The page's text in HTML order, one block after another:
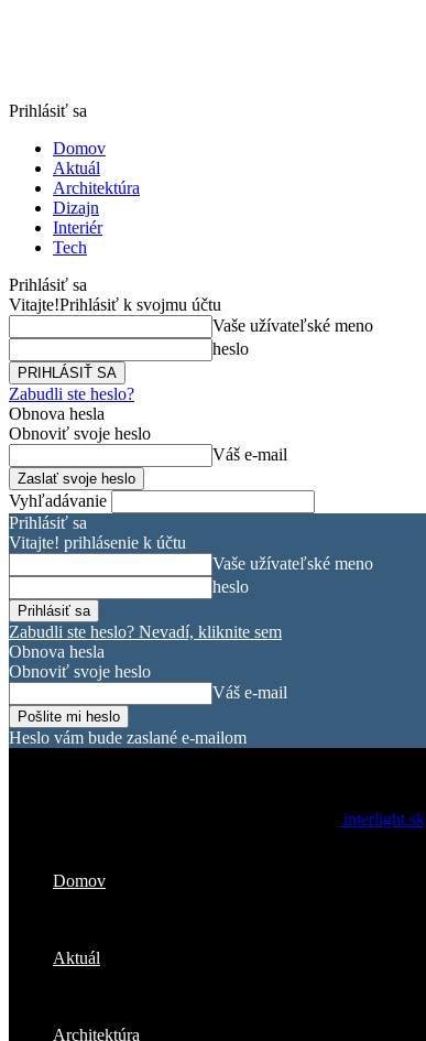
Prihlásiť sa
Domov
Aktuál
Architektúra
Dizajn
Interiér
Tech
Prihlásiť sa
Vitajte!Prihlásiť k svojmu účtu
Vaše užívateľské meno
heslo
Zabudli ste heslo?
Obnova hesla
Obnoviť svoje heslo
Váš e-mail
Vyhľadávanie
Prihlásiť sa
Vitajte! prihlásenie k účtu
Vaše užívateľské meno
heslo
Zabudli ste heslo? Nevadí, kliknite sem
Obnova hesla
Obnoviť svoje heslo
Váš e-mail
Heslo vám bude zaslané e-mailom
interlight.sk
Domov
Aktuál
Architektúra